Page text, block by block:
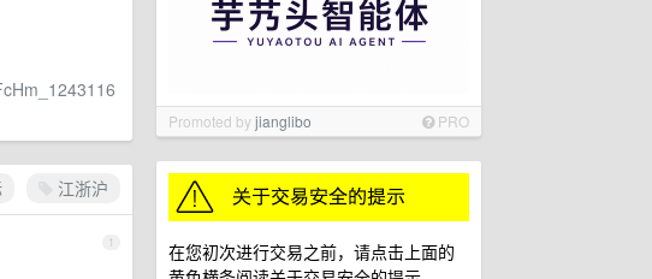
Promoted byjianglibo PRO
在您初次进行交易之前，请点击上面的
江浙沪
1